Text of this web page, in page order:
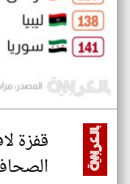
قفزة